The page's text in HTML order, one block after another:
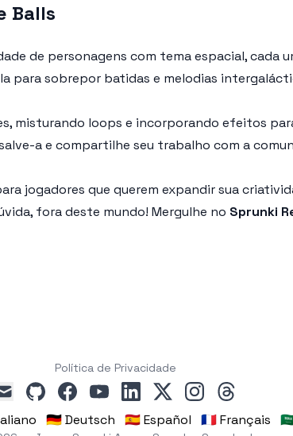
Balls
de personagens com tema espacial,
para sobrepor batidas e melodias
misturando loops e incorporando efeitos
a e compartilhe seu trabalho com a
jogadores que querem expandir sua
fora deste mundo! Mergulhe no Sprunki
Política de Privacidade
githubfacebookyoutubelinkedin
x instagramthreads
🇩🇪 Deutsch 🇪🇸 Español 🇫🇷 Français